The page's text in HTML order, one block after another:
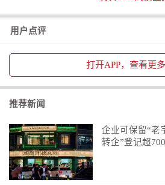
成整改，人行道恢复畅通，公共停车
中央学府小区消防设备长期无人定
组织消防演练，且存在虚假签字情况
莲花县消防救援大队：
区开展核查，发现该单位楼
用户点评
打开APP，查看更
推荐新闻
企业可保留“老
转企”登记超